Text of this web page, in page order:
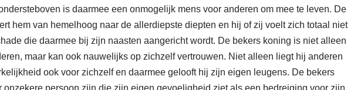
is daarmee een onmogelijk mens voor anderen om mee te leven. De
hem van hemelhoog naar de allerdiepste diepten en hij of zij voelt zich totaal niet
die daarmee bij zijn naasten aangericht wordt. De bekers koning is niet alleen
maar kan ook nauwelijks op zichzelf vertrouwen. Niet alleen liegt hij anderen
ook voor zichzelf en daarmee gelooft hij zijn eigen leugens. De bekers
onzekere persoon zijn die zijn eigen gevoeligheid ziet als een bedreiging voor zijn